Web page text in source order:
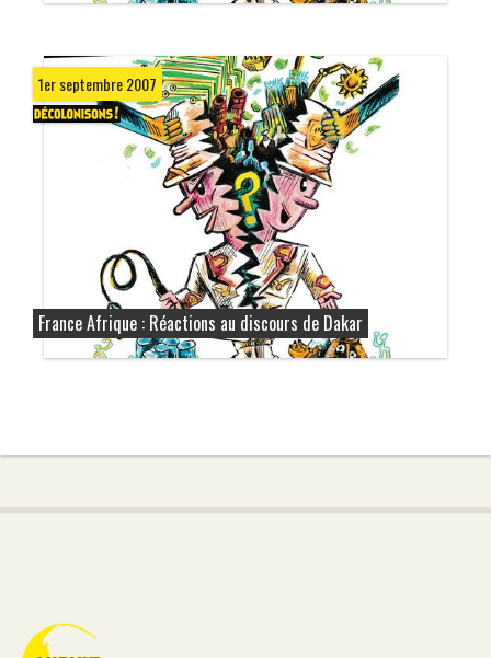
1er septembre 2007
France Afrique : Réactions au discours de Dakar